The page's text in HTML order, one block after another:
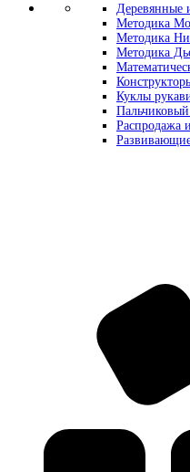
Деревянные
Методика
Методика
Методика
Куклы
Пальчиковый
Распродажа